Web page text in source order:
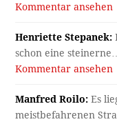
Kommentar ansehen
Henriette Stepanek:
schon eine steinerne…
Kommentar ansehen
Manfred Roilo: Es
meistbefahrenen